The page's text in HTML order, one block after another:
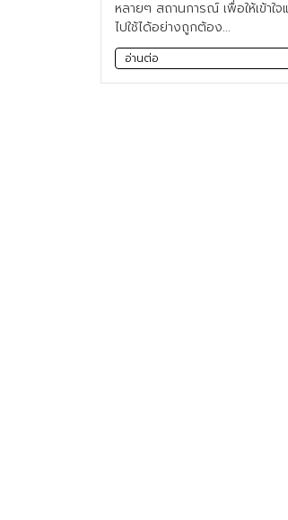
หลายๆ สถานการณ์ เพื่อให้เข้าใจ
ไปใช้ได้อย่างถูกต้อง...
อ่านต่อ